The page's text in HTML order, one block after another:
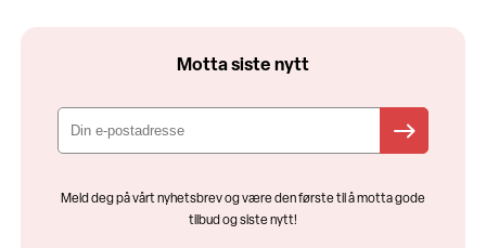
Motta siste nytt
Meld deg på vårt nyhetsbrev og være den første til å motta gode
tilbud og siste nytt!